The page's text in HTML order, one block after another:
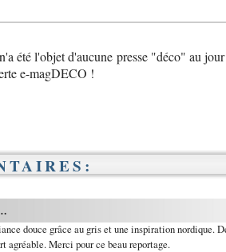
été l'objet d'aucune presse "déco" au
e-magDECO !
douce grâce au gris et une inspiration nordique.
agréable. Merci pour ce beau reportage.